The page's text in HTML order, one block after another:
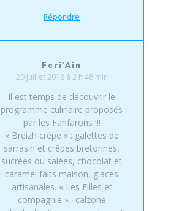
Répondre
Feri'Ain
20 juillet 2018 à 2 h 48 min
Il est temps de découvrir le
programme culinaire proposés
par les Fanfarons !!!
« Breizh crêpe » : galettes de
sarrasin et crêpes bretonnes,
sucrées ou salées, chocolat et
caramel faits maison, glaces
artisanales. « Les Filles et
compagnie » : calzone